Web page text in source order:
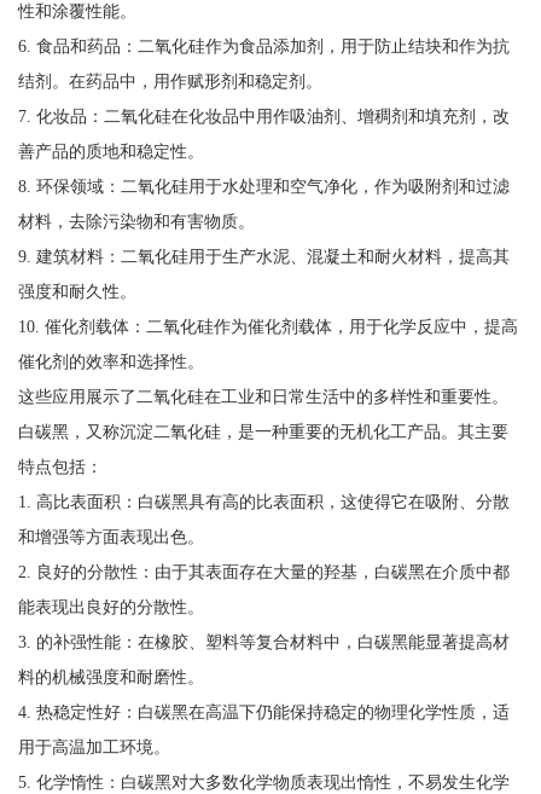
性和涂覆性能。
6. 食品和药品：二氧化硅作为食品添加剂，用于防止结块和作为抗
结剂。在药品中，用作赋形剂和稳定剂。
7. 化妆品：二氧化硅在化妆品中用作吸油剂、增稠剂和填充剂，改
善产品的质地和稳定性。
8. 环保领域：二氧化硅用于水处理和空气净化，作为吸附剂和过滤
材料，去除污染物和有害物质。
9. 建筑材料：二氧化硅用于生产水泥、混凝土和耐火材料，提高其
强度和耐久性。
10. 催化剂载体：二氧化硅作为催化剂载体，用于化学反应中，提高
催化剂的效率和选择性。
这些应用展示了二氧化硅在工业和日常生活中的多样性和重要性。
白碳黑，又称沉淀二氧化硅，是一种重要的无机化工产品。其主要
特点包括：
1. 高比表面积：白碳黑具有高的比表面积，这使得它在吸附、分散
和增强等方面表现出色。
2. 良好的分散性：由于其表面存在大量的羟基，白碳黑在介质中都
能表现出良好的分散性。
3. 的补强性能：在橡胶、塑料等复合材料中，白碳黑能显著提高材
料的机械强度和耐磨性。
4. 热稳定性好：白碳黑在高温下仍能保持稳定的物理化学性质，适
用于高温加工环境。
5. 化学惰性：白碳黑对大多数化学物质表现出惰性，不易发生化学